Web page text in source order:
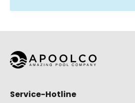
Service-Hotline